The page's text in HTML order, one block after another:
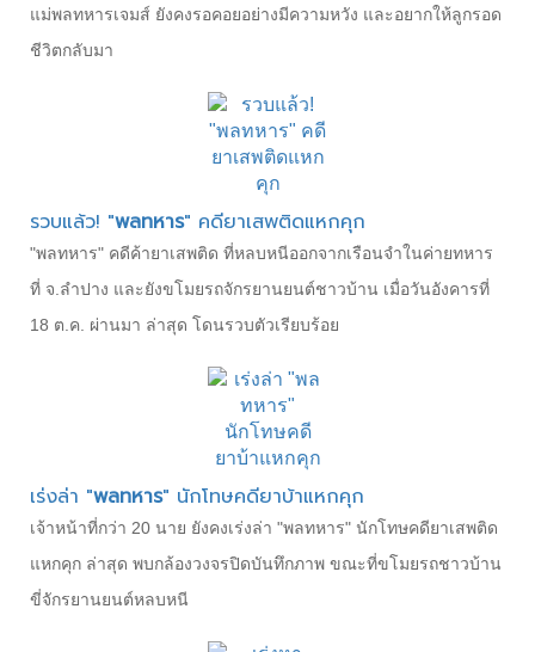
แม่พลทหารเจมส์ ยังคงรอคอยอย่างมีความหวัง และอยากให้ลูกรอด
ชีวิตกลับมา
รวบแล้ว! "พลทหาร" คดียาเสพติดแหกคุก
"พลทหาร" คดีค้ายาเสพติด ที่หลบหนีออกจากเรือนจำในค่ายทหาร
ที่ จ.ลำปาง และยังขโมยรถจักรยานยนต์ชาวบ้าน เมื่อวันอังคารที่
18 ต.ค. ผ่านมา ล่าสุด โดนรวบตัวเรียบร้อย
เร่งล่า "พลทหาร" นักโทษคดียาบ้าแหกคุก
เจ้าหน้าที่กว่า 20 นาย ยังคงเร่งล่า "พลทหาร" นักโทษคดียาเสพติด
แหกคุก ล่าสุด พบกล้องวงจรปิดบันทึกภาพ ขณะที่ขโมยรถชาวบ้าน
ขี่จักรยานยนต์หลบหนี